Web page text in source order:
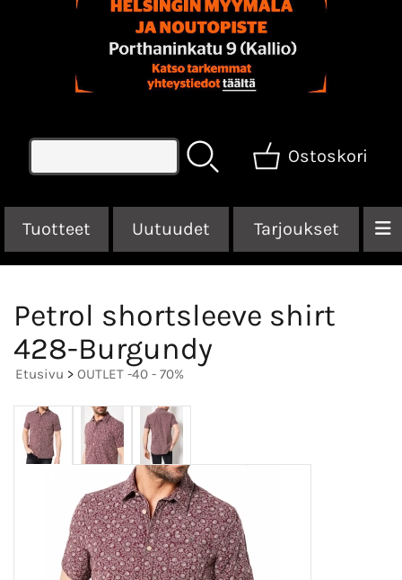
Ostoskori
Tuotteet Uutuudet Tarjoukset
Petrol shortsleeve shirt
428-Burgundy
Etusivu > OUTLET -40 - 70%